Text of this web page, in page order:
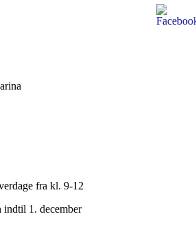
fra kl. 9-12
indtil 1. december